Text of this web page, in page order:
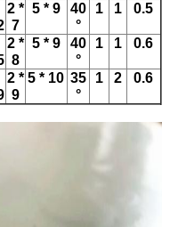
2 *
7
5 * 9
40
°
1 1 0.5
2 *
8
5 * 9
40
°
1 1 0.6
2 *
9
5 * 10 35
°
1 2 0.6